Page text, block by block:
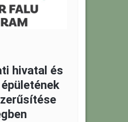
hivatal és